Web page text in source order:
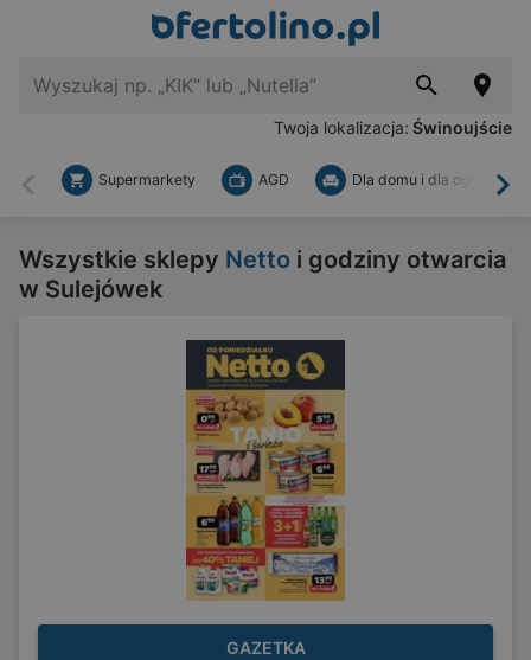
Twoja lokalizacja: Świnoujście
Wstecz
Supermarkety AGD Dla domu i dla ogrodu
Wszystkie sklepy Netto i godziny otwarcia
w Sulejówek
GAZETKA